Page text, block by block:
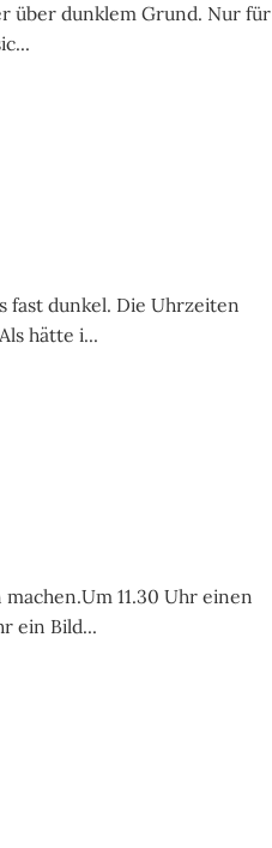
über dunklem Grund. Nur für
fast dunkel. Die Uhrzeiten
hätte i...
11.30 Uhr einen
ein Bild...